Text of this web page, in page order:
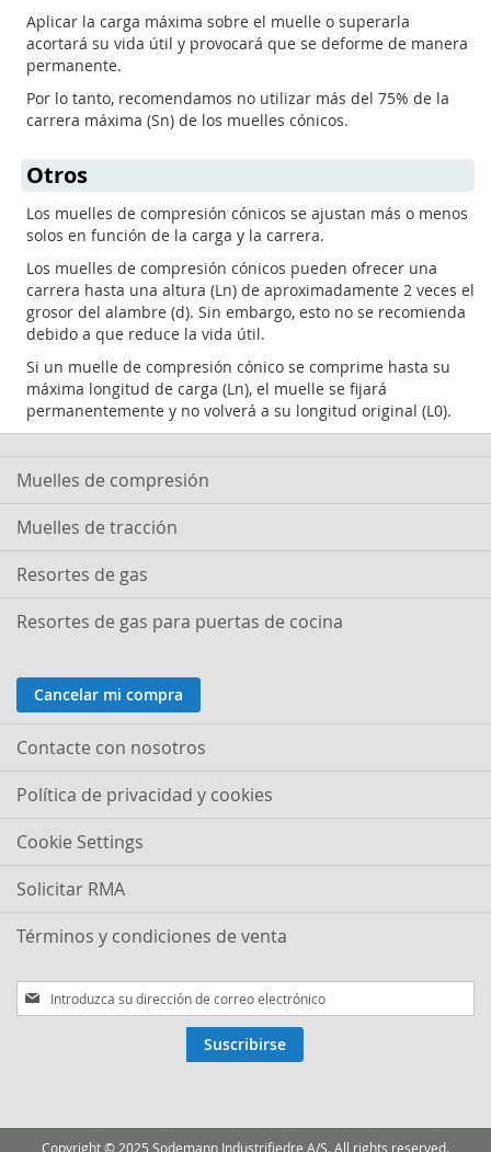
Aplicar la carga máxima sobre el muelle o superarla
acortará su vida útil y provocará que se deforme de manera
permanente.
Por lo tanto, recomendamos no utilizar más del 75% de la
carrera máxima (Sn) de los muelles cónicos.
Otros
Los muelles de compresión cónicos se ajustan más o menos
solos en función de la carga y la carrera.
Los muelles de compresión cónicos pueden ofrecer una
carrera hasta una altura (Ln) de aproximadamente 2 veces el
grosor del alambre (d). Sin embargo, esto no se recomienda
debido a que reduce la vida útil.
Si un muelle de compresión cónico se comprime hasta su
máxima longitud de carga (Ln), el muelle se fijará
permanentemente y no volverá a su longitud original (L0).
Muelles de compresión
Muelles de tracción
Resortes de gas
Resortes de gas para puertas de cocina
Cancelar mi compra
Contacte con nosotros
Política de privacidad y cookies
Cookie Settings
Solicitar RMA
Términos y condiciones de venta
Inscríbase
a
Suscribirse
Copyright © 2025 Sodemann Industrifjedre A/S. All rights reserved.